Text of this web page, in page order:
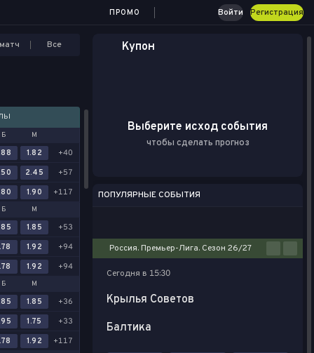
ПРОМО Войти Регистрация
Все
Б М
1.82
+40
2.45
+57
1.90 +117
Б М
1.85
+53
1.92
+94
1.92 +94
Б М
1.85
+36
1.75
+33
1.92 +117
Купон
Выберите исход события
чтобы сделать прогноз
ПОПУЛЯРНЫЕ СОБЫТИЯ
Россия. Премьер-Лига. Сезон 26/27
Сегодня в 15:30
Крылья Советов
Балтика